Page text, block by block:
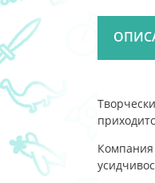
Компания